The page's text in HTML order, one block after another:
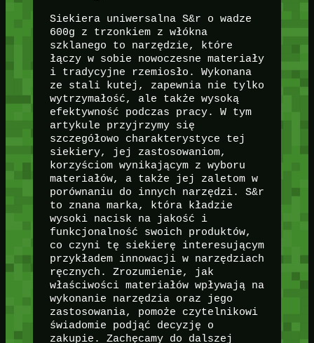
Siekiera uniwersalna S&r o wadze
600g z trzonkiem z włókna
szklanego to narzędzie, które
łączy w sobie nowoczesne materiały
i tradycyjne rzemiosło. Wykonana
ze stali kutej, zapewnia nie tylko
wytrzymałość, ale także wysoką
efektywność podczas pracy. W tym
artykule przyjrzymy się
szczegółowo charakterystyce tej
siekiery, jej zastosowaniom,
korzyściom wynikającym z wyboru
materiałów, a także jej zaletom w
porównaniu do innych narzędzi. S&r
to znana marka, która kładzie
wysoki nacisk na jakość i
funkcjonalność swoich produktów,
co czyni tę siekierę interesującym
przykładem innowacji w narzędziach
ręcznych. Zrozumienie, jak
właściwości materiałów wpływają na
wykonanie narzędzia oraz jego
zastosowania, pomoże czytelnikowi
świadomie podjąć decyzję o
zakupie. Zachęcamy do dalszej